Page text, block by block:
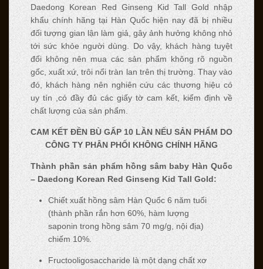
Daedong Korean Red Ginseng Kid Tall Gold nhập
khẩu chính hãng tại Hàn Quốc hiện nay đã bị nhiều
đối tượng gian lận làm giả, gây ảnh hưởng không nhỏ
tới sức khỏe người dùng. Do vậy, khách hàng tuyệt
đối không nên mua các sản phẩm không rõ nguồn
gốc, xuất xứ, trôi nổi tràn lan trên thị trường. Thay vào
đó, khách hàng nên nghiên cứu các thương hiệu có
uy tín ,có đầy đủ các giấy tờ cam kết, kiểm định về
chất lượng của sản phẩm.
CAM KẾT ĐỀN BÙ GẤP 10 LẦN NẾU SẢN PHẨM DO
CÔNG TY PHÂN PHỐI KHÔNG CHÍNH HÃNG
Thành phần sản phẩm hồng sâm baby Hàn Quốc
– Daedong Korean Red Ginseng Kid Tall Gold:
Chiết xuất hồng sâm Hàn Quốc 6 năm tuổi
(thành phần rắn hơn 60%, hàm lượng
saponin trong hồng sâm 70 mg/g, nội địa)
chiếm 10%.
Fructooligosaccharide là một dạng chất xơ